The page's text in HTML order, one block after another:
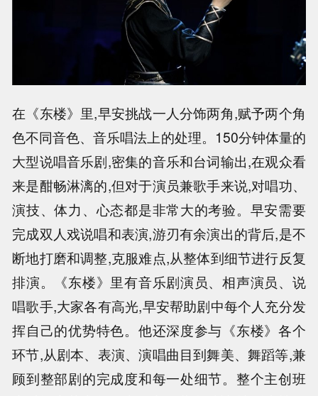
在《东楼》里,早安挑战一人分饰两角,赋予两个角
色不同音色、音乐唱法上的处理。150分钟体量的
大型说唱音乐剧,密集的音乐和台词输出,在观众看
来是酣畅淋漓的,但对于演员兼歌手来说,对唱功、
演技、体力、心态都是非常大的考验。早安需要
完成双人戏说唱和表演,游刃有余演出的背后,是不
断地打磨和调整,克服难点,从整体到细节进行反复
排演。《东楼》里有音乐剧演员、相声演员、说
唱歌手,大家各有高光,早安帮助剧中每个人充分发
挥自己的优势特色。他还深度参与《东楼》各个
环节,从剧本、表演、演唱曲目到舞美、舞蹈等,兼
顾到整部剧的完成度和每一处细节。整个主创班